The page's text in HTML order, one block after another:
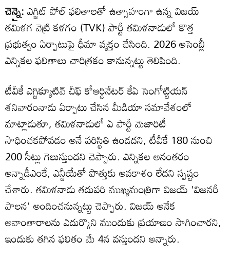
చెన్నై:ఎగ్జిట్ పోల్ ఫలితాలతో ఉత్సాహంగా ఉన్న విజయ్
తమిళగ వెట్రి కళగం (TVK) పార్టీ తమిళనాడులో కొత్త
ప్రభుత్వం ఏర్పాటుపై ధీమా వ్యక్తం చేసింది. 2026 అసెంబ్లీ
ఎన్నికల ఫలితాలు చారిత్రకం కానున్నట్టు తెలిపింది.
టీవీకే ఎగ్జిక్యూటివ్ చీఫ్ కోఆర్డినేటర్ కేఏ సెంగోట్టియన్
శనివారంనాడు ఏర్పాటు చేసిన మీడియా సమావేశంలో
మాట్లాడుతూ, తమిళనాడులో ఏ పార్టీ మెజారిటీ
సాధించకపోవడం అనే పరిస్థితి ఉండదని, టీవీకే 180 నుంచి
200 సీట్లు గెలుస్తుందని చెప్పారు. ఎన్నికల అనంతరం
అన్నాడీఎంకే, ఎన్డీయేతో పొత్తుకు అవకాశం లేదని స్పష్టం
చేశారు. తమిళనాడు తదుపరి ముఖ్యమంత్రిగా విజయ్ 'విజనరీ
పాలన' అందించనున్నట్టు చెప్పారు. విజయ్ అనేక
అవాంతారాలను ఎదుర్కొని ముందుకు ప్రయాణం సాగించారని,
ఇందుకు తగిన ఫలితం మే 4న వస్తుందని అన్నారు.